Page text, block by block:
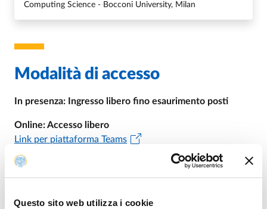
Questo sito web utilizza i cookie
Computing Science - Bocconi University, Milan
Modalità di accesso
In presenza: Ingresso libero fino esaurimento posti
Online: Accesso libero
Link per piattaforma Teams
Per info